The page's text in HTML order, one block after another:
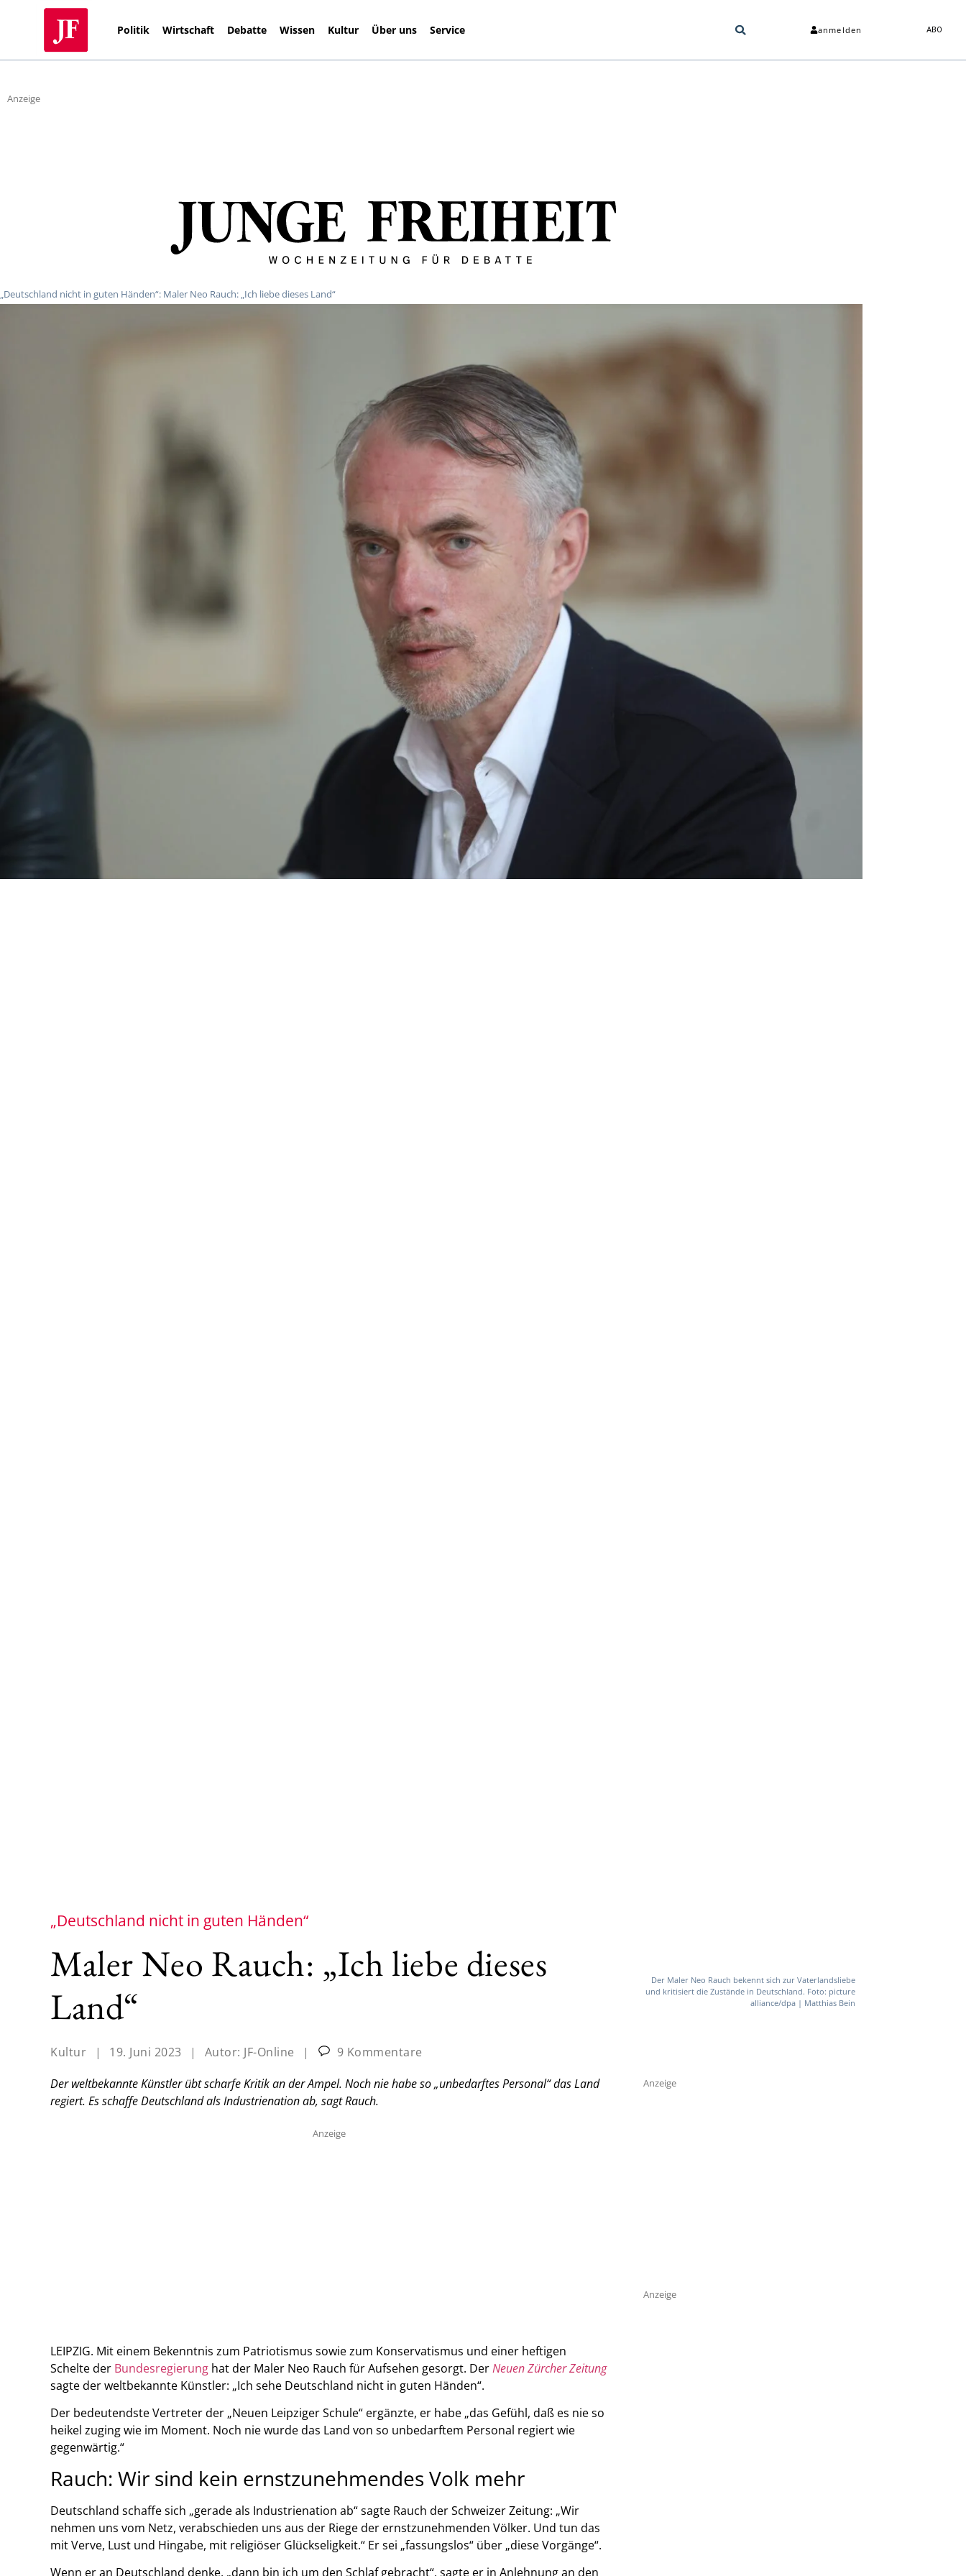
Politik Wirtschaft Debatte Wissen Kultur Über uns Service anmelden ABO
Anzeige
„Deutschland nicht in guten Händen“: Maler Neo Rauch: „Ich liebe dieses Land“
„Deutschland nicht in guten Händen“
Maler Neo Rauch: „Ich liebe dieses
Land“
Kultur | 19. Juni 2023 | Autor: JF-Online |
9 Kommentare
Der weltbekannte Künstler übt scharfe Kritik an der Ampel. Noch nie habe so „unbedarftes Personal“ das Land
regiert. Es schaffe Deutschland als Industrienation ab, sagt Rauch.
Anzeige
LEIPZIG. Mit einem Bekenntnis zum Patriotismus sowie zum Konservatismus und einer heftigen
Schelte der Bundesregierung hat der Maler Neo Rauch für Aufsehen gesorgt. DerNeuen Zürcher Zeitung
sagte der weltbekannte Künstler: „Ich sehe Deutschland nicht in guten Händen“.
Der bedeutendste Vertreter der „Neuen Leipziger Schule“ ergänzte, er habe „das Gefühl, daß es nie so
heikel zuging wie im Moment. Noch nie wurde das Land von so unbedarftem Personal regiert wie
gegenwärtig.“
Rauch: Wir sind kein ernstzunehmendes Volk mehr
Deutschland schaffe sich „gerade als Industrienation ab“ sagte Rauch der Schweizer Zeitung: „Wir
nehmen uns vom Netz, verabschieden uns aus der Riege der ernstzunehmenden Völker. Und tun das
mit Verve, Lust und Hingabe, mit religiöser Glückseligkeit.“ Er sei „fassungslos“ über „diese Vorgänge“.
Wenn er an Deutschland denke, „dann bin ich um den Schlaf gebracht“, sagte er in Anlehnung an den
Der Maler Neo Rauch bekennt sich zur Vaterlandsliebe
und kritisiert die Zustände in Deutschland. Foto: picture
alliance/dpa | Matthias Bein
Anzeige
Anzeige